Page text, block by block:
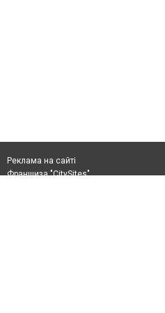
Реклама на сайті
Франшиза "CitySites"